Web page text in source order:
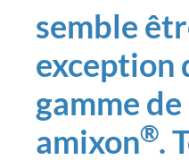
semble
exception
gamme
amixon®.